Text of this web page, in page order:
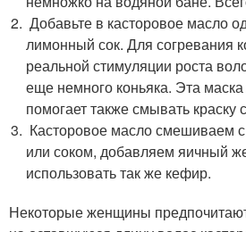
Добавьте в касторовое масло
лимонный сок. Для согревания
реальной стимуляции роста
еще немного коньяка. Эта
помогает также смывать краску
Касторовое масло смешиваем
или соком, добавляем яичный
использовать так же кефир.
Некоторые женщины